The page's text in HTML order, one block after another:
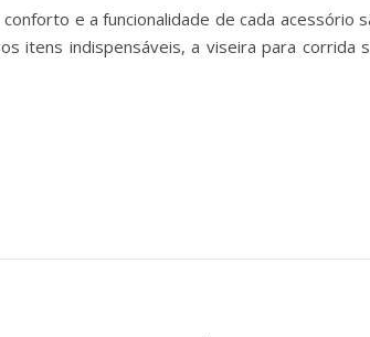
e a funcionalidade de cada acessório
itens indispensáveis, a viseira para corrida